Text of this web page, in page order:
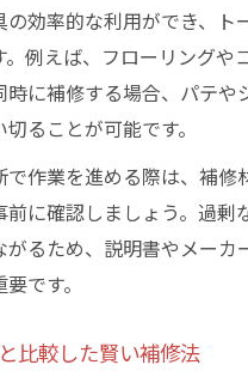
の効率的な利用ができ、ト
。例えば、フローリングや
時に補修する場合、パテや
ることが可能です。
で作業を進める際は、補修
に確認しましょう。過剰
がるため、説明書やメーカ
です。
比較した賢い補修法